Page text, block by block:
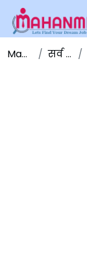
Maha NMK सर्व जाहिराती